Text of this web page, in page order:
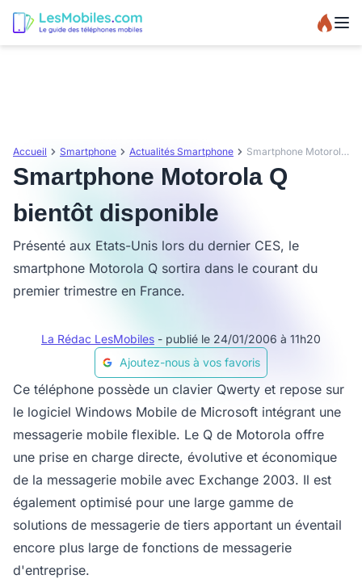
Accueil Smartphone Actualités Smartphone Smartphone Motorola Q bientôt disponible
Smartphone Motorola Q
bientôt disponible
Présenté aux Etats-Unis lors du dernier CES, le
smartphone Motorola Q sortira dans le courant du
premier trimestre en France.
La Rédac LesMobiles - publié le 24/01/2006 à 11h20
Ajoutez-nous à vos favoris
Ce téléphone possède un clavier Qwerty et repose sur
le logiciel Windows Mobile de Microsoft intégrant une
messagerie mobile flexible. Le Q de Motorola offre
une prise en charge directe, évolutive et économique
de la messagerie mobile avec Exchange 2003. Il est
également optimisé pour une large gamme de
solutions de messagerie de tiers apportant un éventail
encore plus large de fonctions de messagerie
d'entreprise.